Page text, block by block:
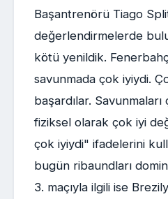
Başantrenörü Tiago
değerlendirmelerde
kötü yenildik.
savunmada çok iyiydi.
başardılar.
fiziksel olarak çok iyi
çok iyiydi" ifadelerini
bugün ribaundları
3. maçıyla ilgili ise